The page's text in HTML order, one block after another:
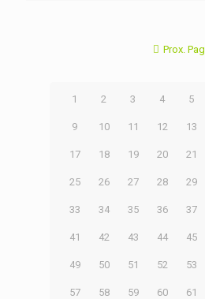
Prox. Pag
1 2 3 4 5
9 10 11 12 13
17 18 19 20 21
25 26 27 28 29
33 34 35 36 37
41 42 43 44 45
49 50 51 52 53
57 58 59 60 61